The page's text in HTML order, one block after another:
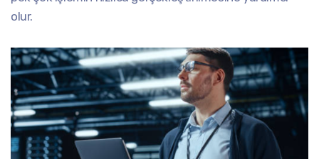
olur.